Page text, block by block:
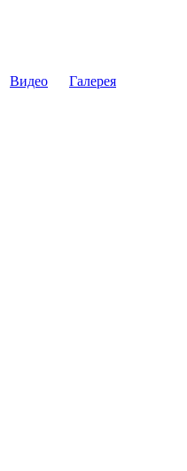
Видео
Галерея